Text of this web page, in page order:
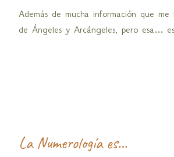
Además de mucha información que me
de Ángeles y Arcángeles, pero esa…
La Numerología es…